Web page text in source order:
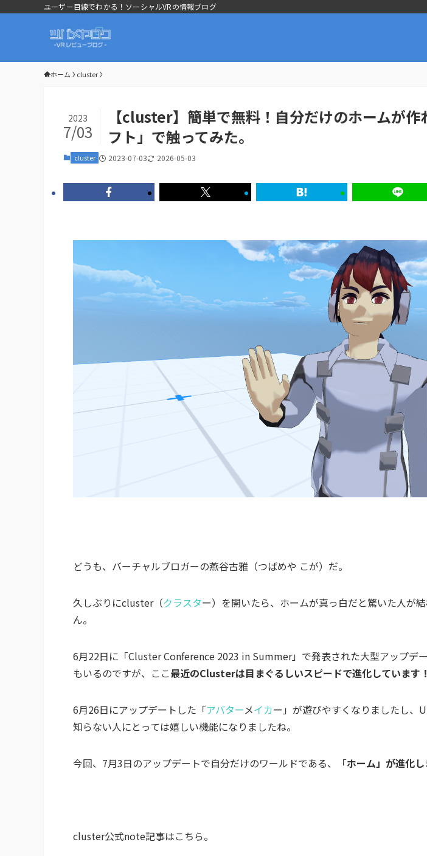
ユーザー目線でわかる！ソーシャルVRの情報ブログ
ホーム cluster
【cluster】簡単で無料！自分だけのホームが作
フト」で触ってみた。
2023
7/03
cluster 2023-07-03 2026-05-03
どうも、バーチャルブロガーの燕谷古雅（つばめや こが）だ。
久しぶりにcluster（クラスター）を開いたら、ホームが真っ白だと驚いた人が
ん。
6月22日に「Cluster Conference 2023 in Summer」で発表された大型アップデ
もいるのですが、ここ最近のClusterは目まぐるしいスピードで進化しています！
6月26日にアップデートした「アバターメイカー」が遊びやすくなりましたし、
知らない人にとっては嬉しい機能になりましたね。
今回、7月3日のアップデートで自分だけのワールドである、「ホーム」が進化し
cluster公式note記事はこちら。